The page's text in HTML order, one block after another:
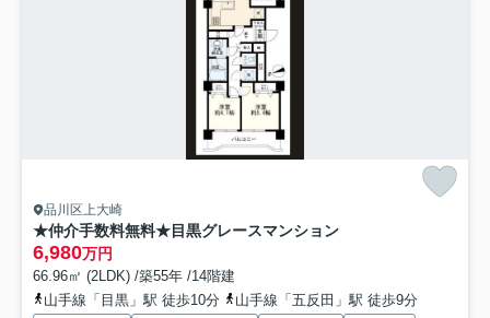
品川区上大崎
★仲介手数料無料★目黒グレースマンション
6,980万円
66.96㎡ (2LDK) /築55年 /14階建
山手線「目黒」駅 徒歩10分
山手線「五反田」駅 徒歩9分